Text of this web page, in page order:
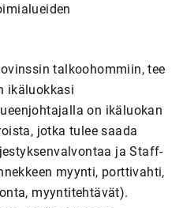
talkoohommiin, tee
ikäluokkasi
on ikäluokan
jotka tulee saada
ja Staff-
myynti, porttivahti,
myyntitehtävät).